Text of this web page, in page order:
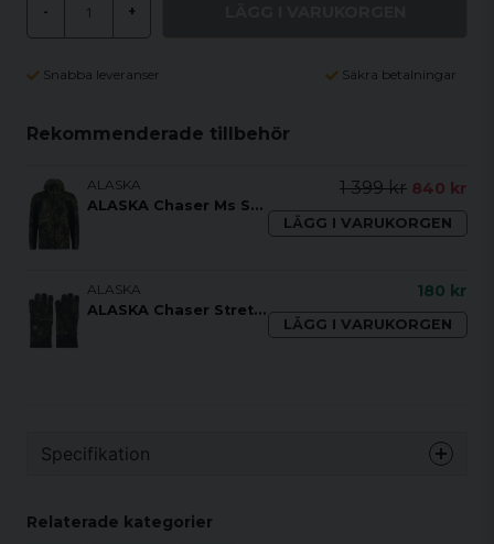
- +
Snabba leveranser Säkra betalningar
Rekommenderade tillbehör
ALASKA
ALASKA Chaser Ms Stretch Jacket
1 399 kr 840 kr
LÄGG I VARUKORGEN
ALASKA
ALASKA Chaser Stretch Gloves, Blindtech Forest
180 kr
LÄGG I VARUKORGEN
Specifikation
Relaterade kategorier